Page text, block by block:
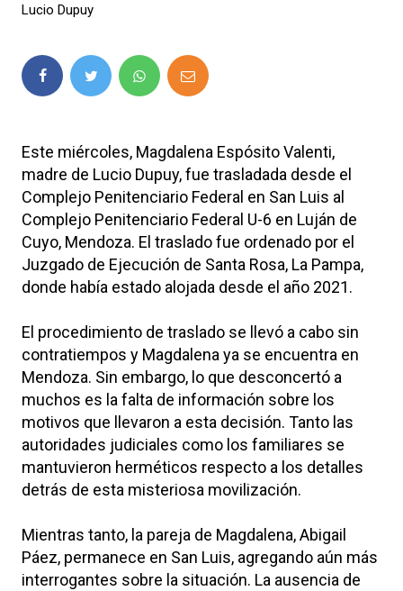
Lucio Dupuy
Este miércoles, Magdalena Espósito Valenti,
madre de Lucio Dupuy, fue trasladada desde el
Complejo Penitenciario Federal en San Luis al
Complejo Penitenciario Federal U-6 en Luján de
Cuyo, Mendoza. El traslado fue ordenado por el
Juzgado de Ejecución de Santa Rosa, La Pampa,
donde había estado alojada desde el año 2021.
El procedimiento de traslado se llevó a cabo sin
contratiempos y Magdalena ya se encuentra en
Mendoza. Sin embargo, lo que desconcertó a
muchos es la falta de información sobre los
motivos que llevaron a esta decisión. Tanto las
autoridades judiciales como los familiares se
mantuvieron herméticos respecto a los detalles
detrás de esta misteriosa movilización.
Mientras tanto, la pareja de Magdalena, Abigail
Páez, permanece en San Luis, agregando aún más
interrogantes sobre la situación. La ausencia de